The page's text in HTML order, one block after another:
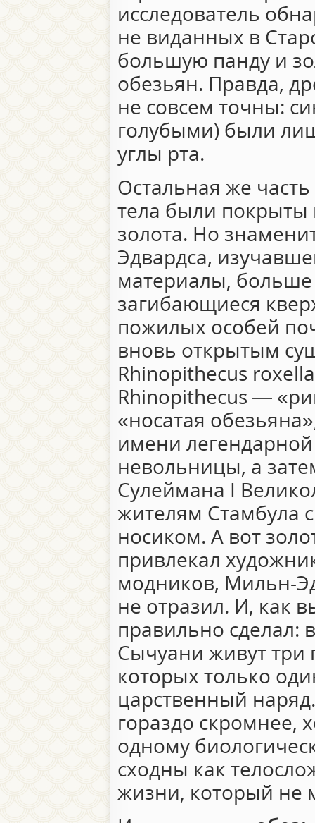
исследователь
не виданных в
большую панду и
обезьян. Правда,
не совсем точны:
голубыми) были
углы рта.
Остальная же
тела были покрыты
золота. Но
Эдвардса,
материалы, больше
загибающиеся
пожилых особей
вновь открытым
Rhinopithecus
Rhinopithecus —
«носатая
имени
невольницы, а
Сулеймана I
жителям Стамбула
носиком. А вот
привлекал
модников, Мильн-
не отразил. И, как
правильно сделал:
Сычуани живут три
которых только
царственный
гораздо скромнее,
одному
сходны как
жизни, который не